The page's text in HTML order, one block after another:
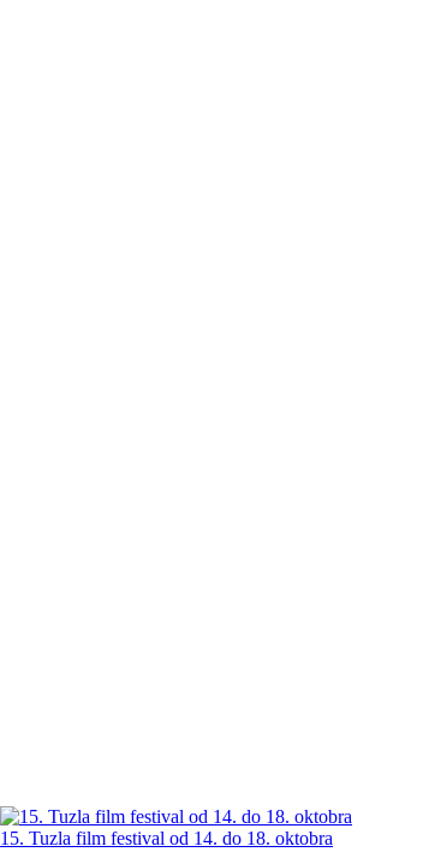
15. Tuzla film festival od 14. do 18. oktobra